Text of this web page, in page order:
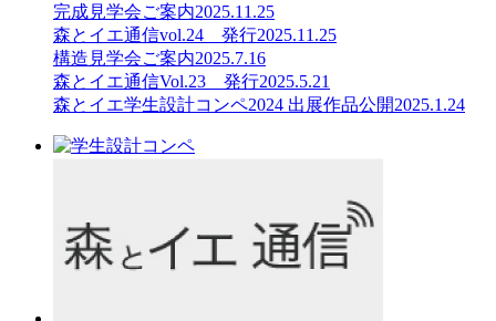
完成見学会ご案内2025.11.25
森とイエ通信vol.24 発行2025.11.25
構造見学会ご案内2025.7.16
森とイエ通信Vol.23 発行2025.5.21
森とイエ学生設計コンペ2024 出展作品公開2025.1.24